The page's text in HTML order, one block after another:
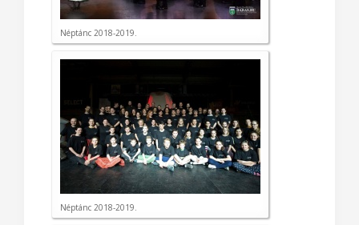
Néptánc 2018-2019.
Néptánc 2018-2019.